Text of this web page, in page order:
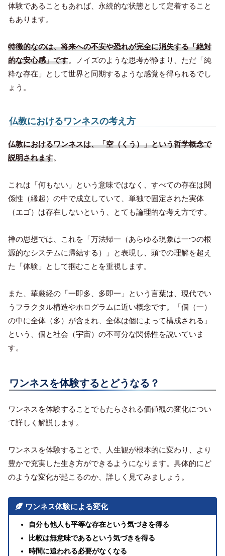
体験であることもあれば、永続的な状態として定着すること
もあります。
特徴的なのは、将来への不安や恐れが完全に消失する「絶対
的な安心感」です。ノイズのような思考が静まり、ただ「純
粋な存在」として世界と同期するような感覚を得られるでし
ょう。
仏教におけるワンネスの考え方
仏教におけるワンネスは、「空（くう）」という哲学概念で
説明されます。
これは「何もない」という意味ではなく、すべての存在は関
係性（縁起）の中で成立していて、単独で固定された実体
（エゴ）は存在しないという、とても論理的な考え方です。
禅の思想では、これを「万法帰一（あらゆる現象は一つの根
源的なシステムに帰結する）」と表現し、頭での理解を超え
た「体験」として掴むことを重視します。
また、華厳経の「一即多、多即一」という言葉は、現代でい
うフラクタル構造やホログラムに近い概念です。「個（一）
の中に全体（多）が含まれ、全体は個によって構成される」
という、個と社会（宇宙）の不可分な関係性を説いていま
す。
ワンネスを体験するとどうなる？
ワンネスを体験することでもたらされる価値観の変化につい
て詳しく解説します。
ワンネスを体験することで、人生観が根本的に変わり、より
豊かで充実した生き方ができるようになります。具体的にど
のような変化が起こるのか、詳しく見てみましょう。
ワンネス体験による変化
自分も他人も平等な存在という気づきを得る
比較は無意味であるという気づきを得る
時間に追われる必要がなくなる